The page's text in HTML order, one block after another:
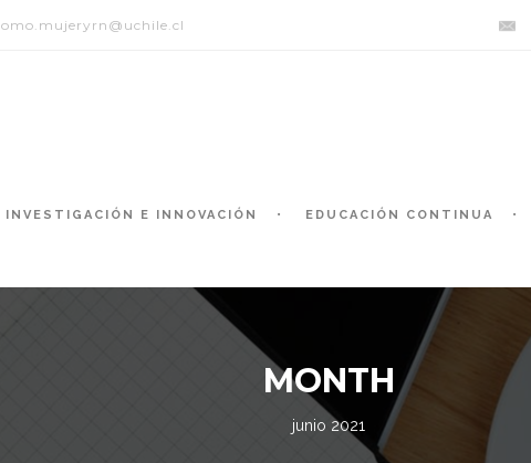
INVESTIGACIÓN E INNOVACIÓN EDUCACIÓN CONTINUA
MONTH
junio 2021